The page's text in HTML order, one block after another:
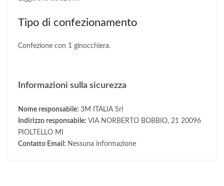
Tipo di confezionamento
Confezione con 1 ginocchiera.
Informazioni sulla sicurezza
Nome responsabile: 3M ITALIA Srl
Indirizzo responsabile: VIA NORBERTO BOBBIO, 21 20096
PIOLTELLO MI
Contatto Email: Nessuna informazione